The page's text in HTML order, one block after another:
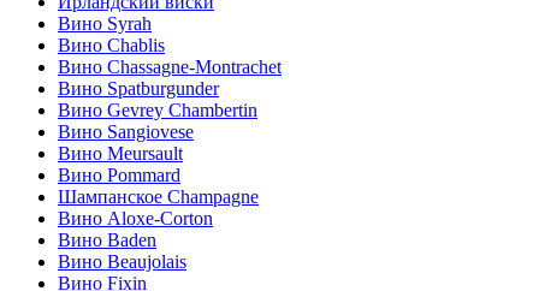
Вино Syrah
Вино Chablis
Вино Chassagne-Montrachet
Вино Spatburgunder
Вино Gevrey Chambertin
Вино Sangiovese
Вино Meursault
Вино Pommard
Шампанское Champagne
Вино Aloxe-Corton
Вино Baden
Вино Beaujolais
Вино Fixin